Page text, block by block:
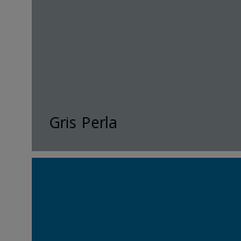
Gris Perla